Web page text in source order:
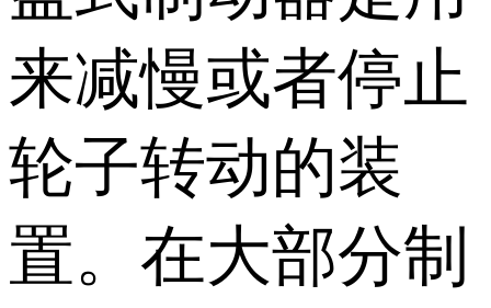
来减慢或者停止
轮子转动的装
置。在大部分制